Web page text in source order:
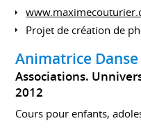
Projet de création de
Animatrice
Associations.
2012
Cours pour enfants,